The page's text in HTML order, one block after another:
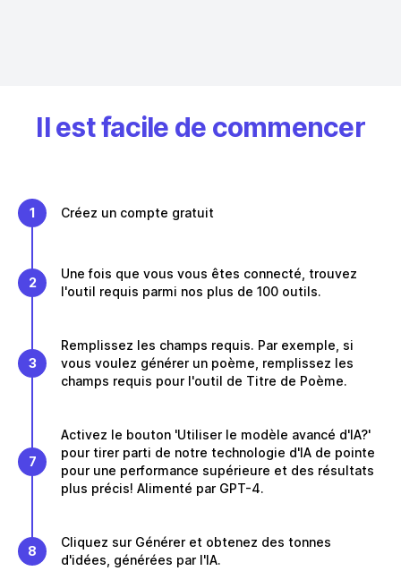
Il est facile de commencer
1 Créez un compte gratuit
2
Une fois que vous vous êtes connecté, trouvez
l'outil requis parmi nos plus de 100 outils.
3
Remplissez les champs requis. Par exemple, si
vous voulez générer un poème, remplissez les
champs requis pour l'outil de Titre de Poème.
7
Activez le bouton 'Utiliser le modèle avancé d'IA?'
pour tirer parti de notre technologie d'IA de pointe
pour une performance supérieure et des résultats
plus précis! Alimenté par GPT-4.
8
Cliquez sur Générer et obtenez des tonnes
d'idées, générées par l'IA.